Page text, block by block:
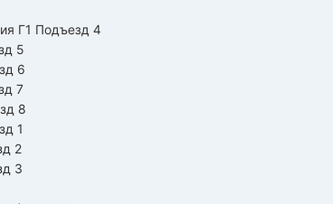
Г1 Подъезд 4
5
6
7
8
1
2
3